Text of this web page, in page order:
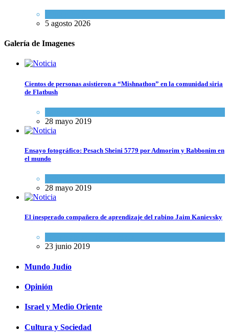
5 agosto 2026
Galería de Imagenes
Cientos de personas asistieron a “Mishnathon” en la comunidad siria
de Flatbush
28 mayo 2019
Ensayo fotográfico: Pesach Sheini 5779 por Admorim y Rabbonim en
el mundo
28 mayo 2019
El inesperado compañero de aprendizaje del rabino Jaim Kanievsky
23 junio 2019
Mundo Judío
Opinión
Israel y Medio Oriente
Cultura y Sociedad